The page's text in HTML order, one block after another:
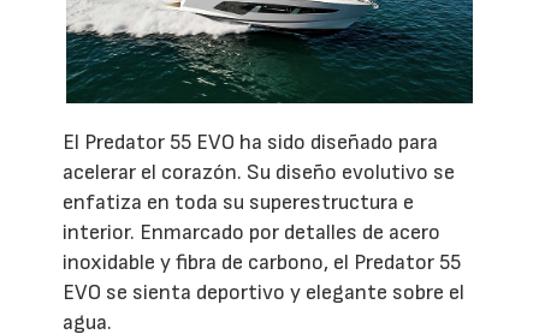
El Predator 55 EVO ha sido diseñado para
acelerar el corazón. Su diseño evolutivo se
enfatiza en toda su superestructura e
interior. Enmarcado por detalles de acero
inoxidable y fibra de carbono, el Predator 55
EVO se sienta deportivo y elegante sobre el
agua.